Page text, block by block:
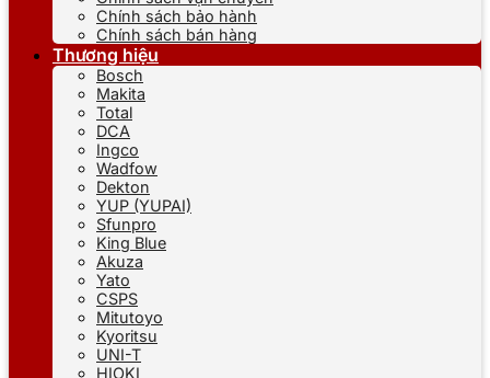
Chính sách bảo hành
Chính sách bán hàng
Thương hiệu
Bosch
Makita
Total
DCA
Ingco
Wadfow
Dekton
YUP (YUPAI)
Sfunpro
King Blue
Akuza
Yato
CSPS
Mitutoyo
Kyoritsu
UNI-T
HIOKI